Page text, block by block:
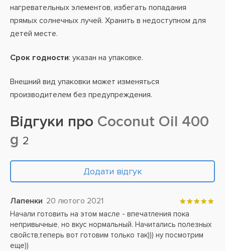
нагревательных элементов, избегать попадания
прямых солнечных лучей. Хранить в недоступном для
детей месте.
Срок годности: указан на упаковке.
Внешний вид упаковки может изменяться
производителем без предупреждения.
Відгуки про Coconut Oil 400
g 2
Додати відгук
Лапенки 20 лютого 2021
Начали готовить на этом масле - впечатления пока
непривычные, но вкус нормальный. Начитались полезных
свойств,теперь вот готовим только так))) ну посмотрим
еще))